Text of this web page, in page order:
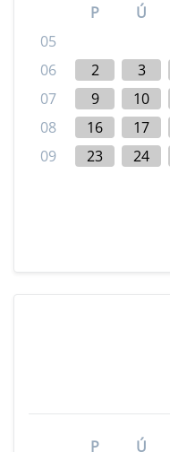
P Ú
05
06
2 3
07
9 10
08
16 17
09
23 24
P Ú